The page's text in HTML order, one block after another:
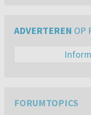
ADVERTEREN OP
FORUMTOPICS